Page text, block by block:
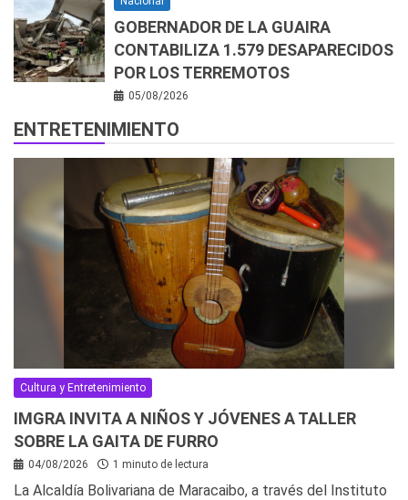
GOBERNADOR DE LA GUAIRA
CONTABILIZA 1.579 DESAPARECIDOS
POR LOS TERREMOTOS
05/08/2026
ENTRETENIMIENTO
Cultura y Entretenimiento
IMGRA INVITA A NIÑOS Y JÓVENES A TALLER
SOBRE LA GAITA DE FURRO
04/08/2026 1 minuto de lectura
La Alcaldía Bolivariana de Maracaibo, a través del Instituto